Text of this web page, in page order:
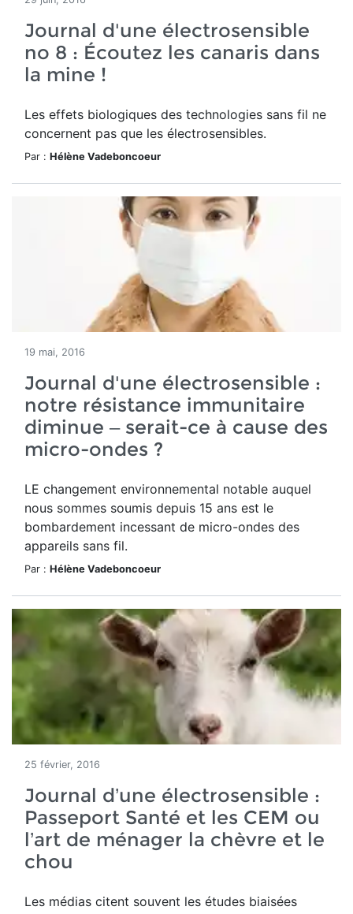
Journal d'une électrosensible
no 8 : Écoutez les canaris dans
la mine !
Les effets biologiques des technologies sans fil ne
concernent pas que les électrosensibles.
Par : Hélène Vadeboncoeur
19 mai, 2016
Journal d'une électrosensible :
notre résistance immunitaire
diminue – serait-ce à cause des
micro-ondes ?
LE changement environnemental notable auquel
nous sommes soumis depuis 15 ans est le
bombardement incessant de micro-ondes des
appareils sans fil.
Par : Hélène Vadeboncoeur
25 février, 2016
Journal d’une électrosensible :
Passeport Santé et les CEM ou
l’art de ménager la chèvre et le
chou
Les médias citent souvent les études biaisées